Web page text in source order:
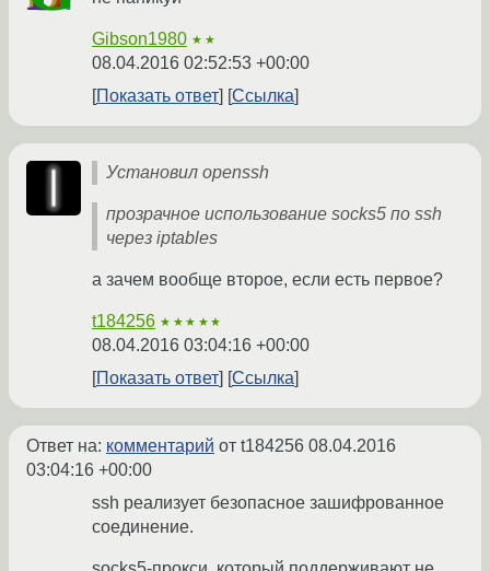
Gibson1980 ★★
08.04.2016 02:52:53 +00:00
Показать ответ
Ссылка
Установил openssh
прозрачное использование socks5 по ssh
через iptables
а зачем вообще второе, если есть первое?
t184256 ★★★★★
08.04.2016 03:04:16 +00:00
Показать ответ
Ссылка
Ответ на: комментарий от t184256 08.04.2016
03:04:16 +00:00
ssh реализует безопасное зашифрованное
соединение.